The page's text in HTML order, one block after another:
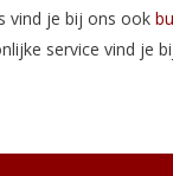
vind je bij ons ook
service vind je